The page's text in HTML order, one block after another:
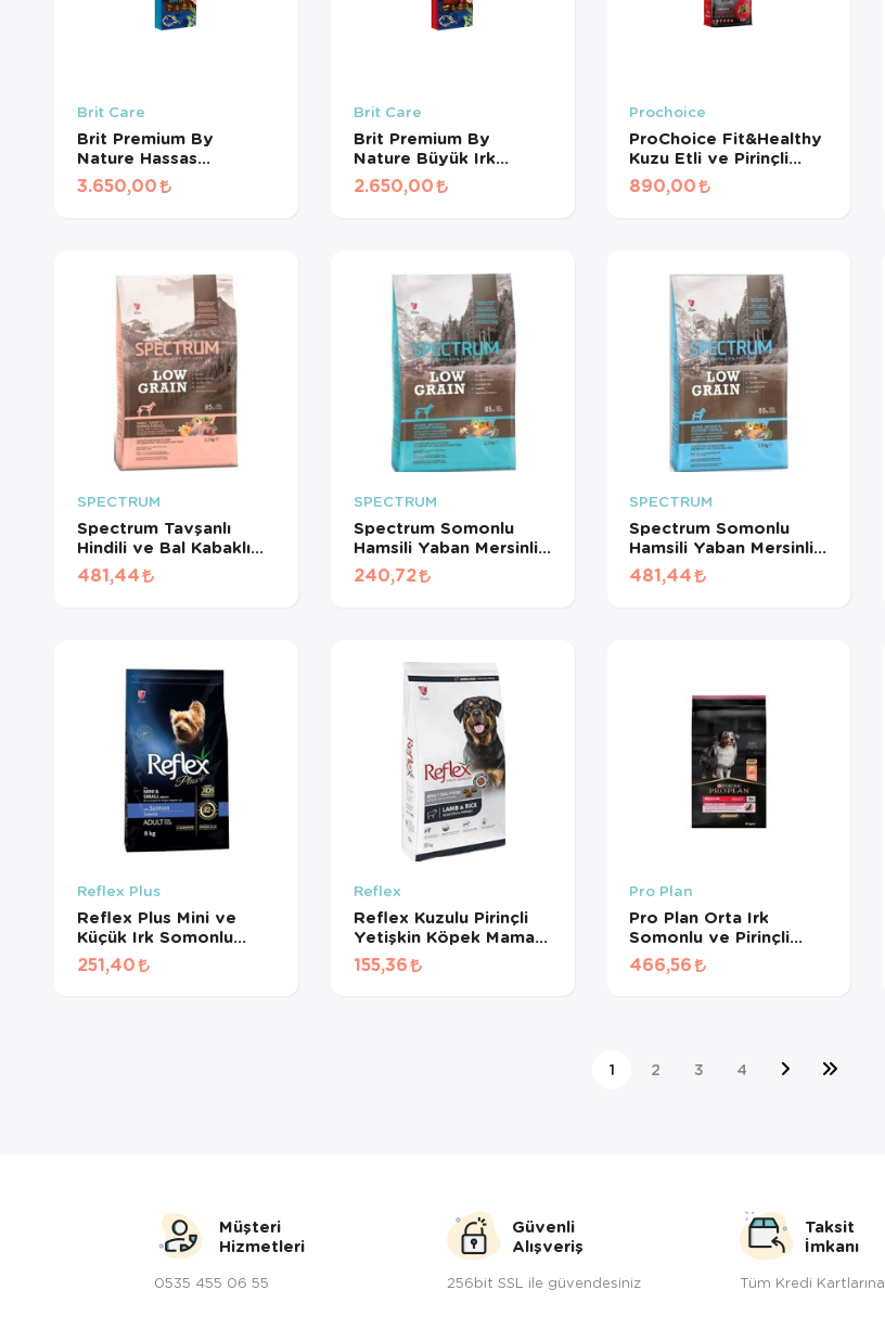
Brit Care
Brit Premium By
Nature Hassas
Sindirime Sahip
Köpekler İçin, Kuzu Etli
3.650,00
Brit Care
Brit Premium By
Nature Büyük Irk
Yetişkin Köpekler İçin,
Tavuk Etli Kuru Mama
2.650,00
Prochoice
ProChoice Fit&Healthy
Kuzu Etli ve Pirinçli
Yetişkin Köpek Maması
3 Kg
890,00
SPECTRUM
Spectrum Tavşanlı
Hindili ve Bal Kabaklı
Orta Irk Yetişkin Köpek
Maması 2. (1 KG
481,44
SPECTRUM
Spectrum Somonlu
Hamsili Yaban Mersinli
Orta Irk Yetişkin Köpek
Maması 2. (500 GR
240,72
SPECTRUM
Spectrum Somonlu
Hamsili Yaban Mersinli
Yetişkin Köpek Maması
2. (1 KG BÖLÜNMÜŞ)
481,44
Reflex Plus
Reflex Plus Mini ve
Küçük Irk Somonlu
Yetişkin Köpek Maması
(1 KG BÖLÜNMÜŞ)
251,40
Reflex
Reflex Kuzulu Pirinçli
Yetişkin Köpek Maması
(1 KG BÖLÜNMÜŞ)
155,36
Pro Plan
Pro Plan Orta Irk
Somonlu ve Pirinçli
Yetişkin Köpek Maması
(1 KG BÖLÜNMÜŞ)
466,56
1 2 3 4
Müşteri
Hizmetleri
0535 455 06 55
Güvenli
Alışveriş
256bit SSL ile güvendesiniz
Taksit
İmkanı
Tüm Kredi Kartlarına